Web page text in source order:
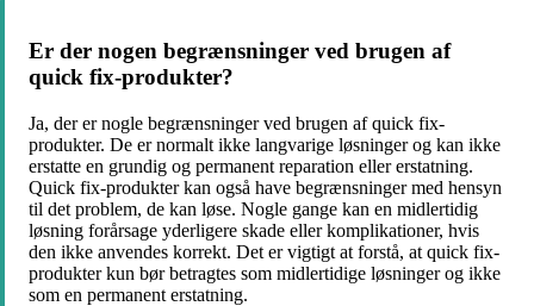
Er der nogen begrænsninger ved brugen af
quick fix-produkter?
Ja, der er nogle begrænsninger ved brugen af quick fix-
produkter. De er normalt ikke langvarige løsninger og kan ikke
erstatte en grundig og permanent reparation eller erstatning.
Quick fix-produkter kan også have begrænsninger med hensyn
til det problem, de kan løse. Nogle gange kan en midlertidig
løsning forårsage yderligere skade eller komplikationer, hvis
den ikke anvendes korrekt. Det er vigtigt at forstå, at quick fix-
produkter kun bør betragtes som midlertidige løsninger og ikke
som en permanent erstatning.